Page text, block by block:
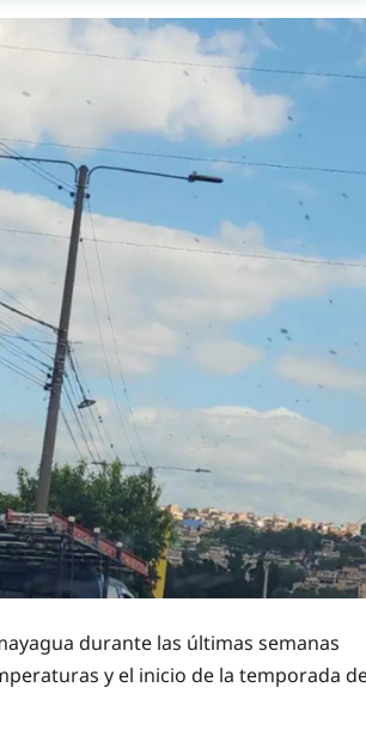
durante las últimas semanas
y el inicio de la temporada